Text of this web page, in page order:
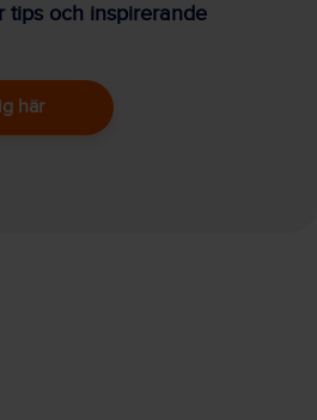
tips och inspirerande
här